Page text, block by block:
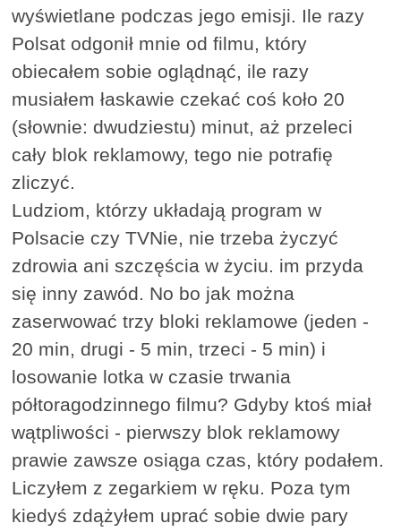
wyświetlane podczas jego emisji. Ile razy
Polsat odgonił mnie od filmu, który
obiecałem sobie oglądnąć, ile razy
musiałem łaskawie czekać coś koło 20
(słownie: dwudziestu) minut, aż przeleci
cały blok reklamowy, tego nie potrafię
zliczyć.
Ludziom, którzy układają program w
Polsacie czy TVNie, nie trzeba życzyć
zdrowia ani szczęścia w życiu. im przyda
się inny zawód. No bo jak można
zaserwować trzy bloki reklamowe (jeden -
20 min, drugi - 5 min, trzeci - 5 min) i
losowanie lotka w czasie trwania
półtoragodzinnego filmu? Gdyby ktoś miał
wątpliwości - pierwszy blok reklamowy
prawie zawsze osiąga czas, który podałem.
Liczyłem z zegarkiem w ręku. Poza tym
kiedyś zdążyłem uprać sobie dwie pary